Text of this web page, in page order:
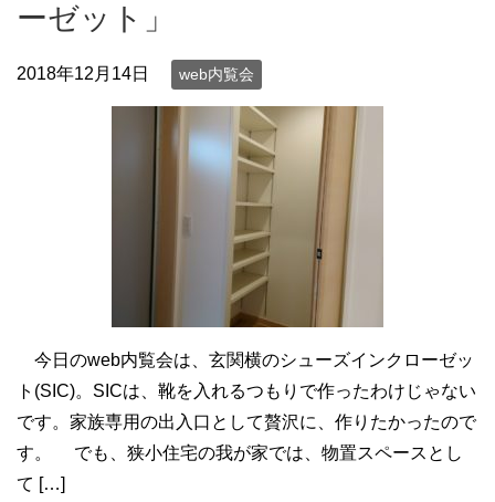
ーゼット」
2018年12月14日 web内覧会
今日のweb内覧会は、玄関横のシューズインクローゼッ
ト(SIC)。SICは、靴を入れるつもりで作ったわけじゃない
です。家族専用の出入口として贅沢に、作りたかったので
す。 でも、狭小住宅の我が家では、物置スペースとし
て […]